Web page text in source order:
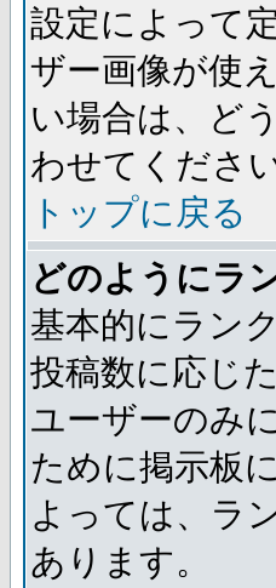
設定によって
ザー画像が使
い場合は、ど
わせてください
トップに戻る
どのようにラ
基本的にラン
投稿数に応じ
ユーザーのみ
ために掲示板
よっては、ラ
あります。